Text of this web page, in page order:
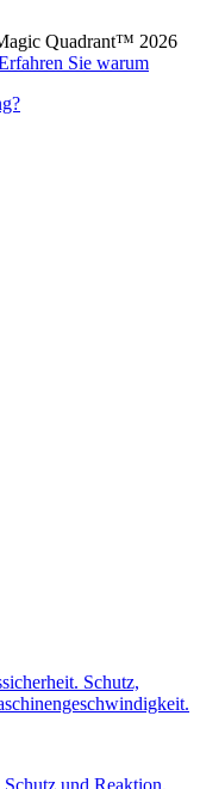
Quadrant™ 2026
Sie warum
Schutz,